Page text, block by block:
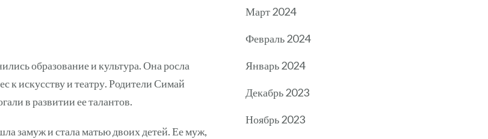
образование и культура. Она росла
к искусству и театру. Родители Симай
в развитии ее талантов.
замуж и стала матью двоих детей. Ее муж,
Март 2024
Февраль 2024
Январь 2024
Декабрь 2023
Ноябрь 2023